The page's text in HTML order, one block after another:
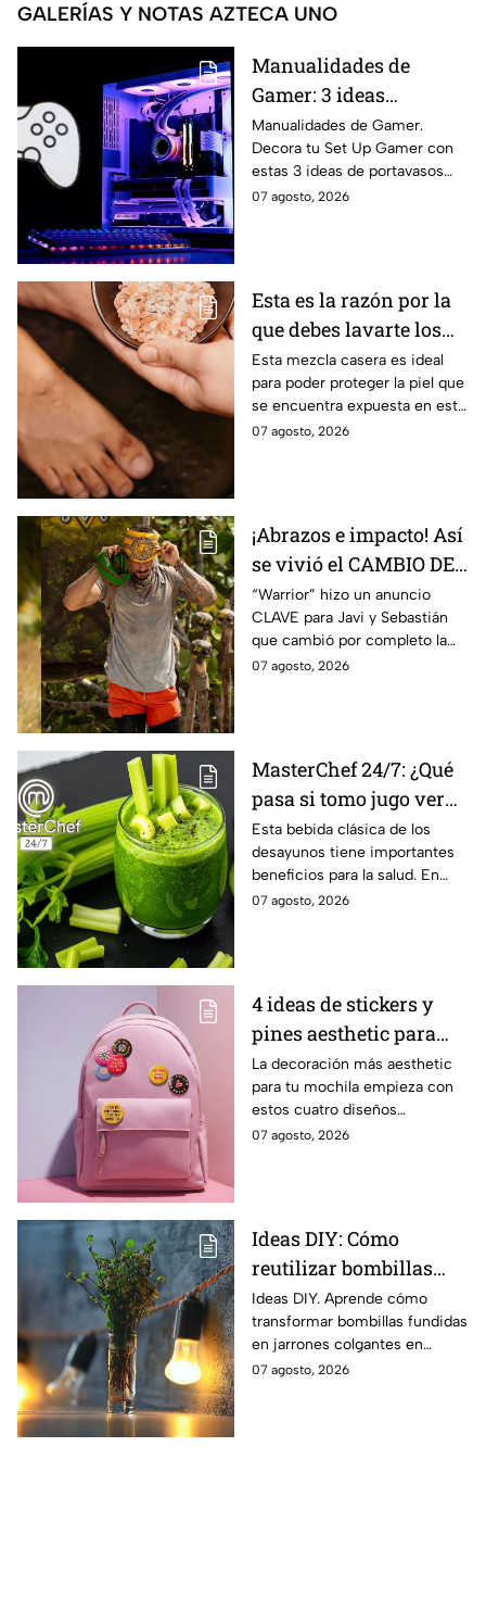
GALERÍAS Y NOTAS AZTECA UNO
Manualidades de
Gamer: 3 ideas
creativas para
personalizar tu
escritorio con
portavasos inspirados
Manualidades de Gamer.
Decora tu Set Up Gamer con
estas 3 ideas de portavasos
creativos paso a paso.
07 agosto, 2026
Esta es la razón por la
que debes lavarte los
pies con sal y aceite de
oliva
Esta mezcla casera es ideal
para poder proteger la piel que
se encuentra expuesta en esta
época.
07 agosto, 2026
¡Abrazos e impacto! Así
se vivió el CAMBIO DE
LÍDER en las tribus de
Survivor México La
Reliquia en Llamas
“Warrior” hizo un anuncio
CLAVE para Javi y Sebastián
que cambió por completo la
dinámica de la competencia
07 agosto, 2026
MasterChef 24/7: ¿Qué
pasa si tomo jugo verde
todos los días?
Esta bebida clásica de los
desayunos tiene importantes
beneficios para la salud. En
MasterChef 24/7 te los
07 agosto, 2026
4 ideas de stickers y
pines aesthetic para
decorar la mochila
antes del regreso a
clases
La decoración más aesthetic
para tu mochila empieza con
estos cuatro diseños
irresistibles. Conoce el paso a
07 agosto, 2026
Ideas DIY: Cómo
reutilizar bombillas
fundidas y alambre
galvanizado para hacer
jarrones en miniatura
Ideas DIY. Aprende cómo
transformar bombillas fundidas
en jarrones colgantes en
miniatura.
07 agosto, 2026